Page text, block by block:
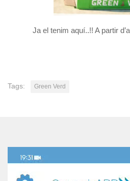
Ja el tenim aquí..!! A partir
Tags: Green Verd
de
vídeo